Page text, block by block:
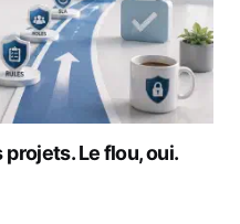
Le flou, oui.